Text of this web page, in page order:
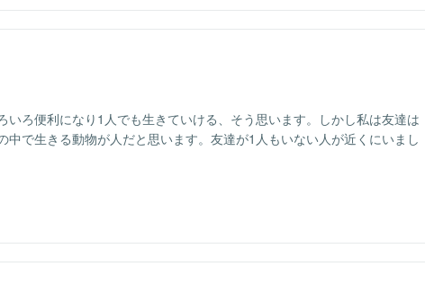
いろ便利になり1人でも生きていける、そう思います。しかし私は友達は
中で生きる動物が人だと思います。友達が1人もいない人が近くにいまし